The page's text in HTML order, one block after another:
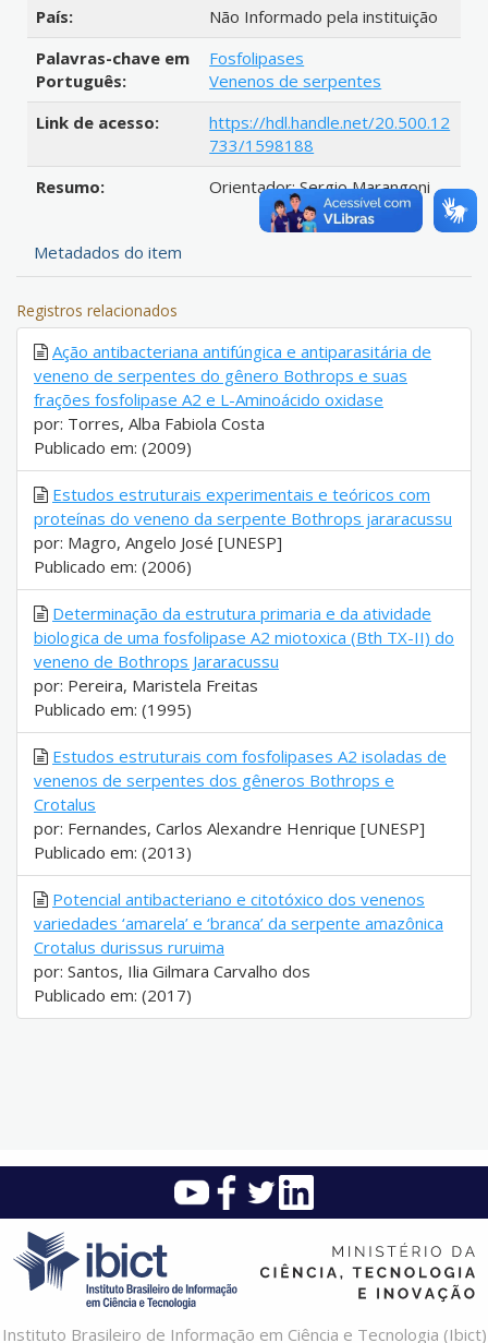
País:
Não Informado pela instituição
Palavras-chave em
Português:
Fosfolipases
Venenos de serpentes
Link de acesso:
https://hdl.handle.net/20.500.12
733/1598188
Resumo:
Orientador: Sergio Marangoni
Metadados do item
Registros relacionados
Ação antibacteriana antifúngica e antiparasitária de
veneno de serpentes do gênero Bothrops e suas
frações fosfolipase A2 e L-Aminoácido oxidase
por: Torres, Alba Fabiola Costa
Publicado em: (2009)
Estudos estruturais experimentais e teóricos com
proteínas do veneno da serpente Bothrops jararacussu
por: Magro, Angelo José [UNESP]
Publicado em: (2006)
Determinação da estrutura primaria e da atividade
biologica de uma fosfolipase A2 miotoxica (Bth TX-II) do
veneno de Bothrops Jararacussu
por: Pereira, Maristela Freitas
Publicado em: (1995)
Estudos estruturais com fosfolipases A2 isoladas de
venenos de serpentes dos gêneros Bothrops e
Crotalus
por: Fernandes, Carlos Alexandre Henrique [UNESP]
Publicado em: (2013)
Potencial antibacteriano e citotóxico dos venenos
variedades ‘amarela’ e ‘branca’ da serpente amazônica
Crotalus durissus ruruima
por: Santos, Ilia Gilmara Carvalho dos
Publicado em: (2017)
Instituto Brasileiro de Informação em Ciência e Tecnologia (Ibict)